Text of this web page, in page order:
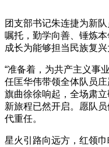
团支部书记朱连捷为新
嘱托，勤学向善、锤炼
成长为能够担当民族复兴
“准备着，为共产主义事
任匡华伟带领全体队员
旗曲徐徐响起，全场肃
新旅程已然开启。愿队
代重任。
星火引路向远方，红领